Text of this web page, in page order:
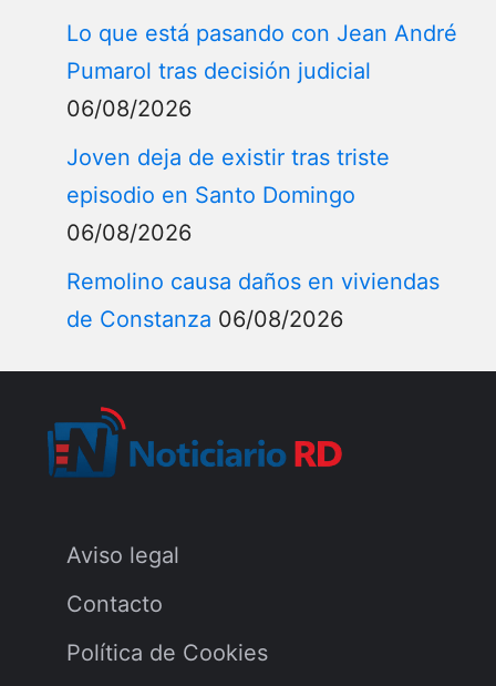
Lo que está pasando con Jean André
Pumarol tras decisión judicial
06/08/2026
Joven deja de existir tras triste
episodio en Santo Domingo
06/08/2026
Remolino causa daños en viviendas
de Constanza 06/08/2026
Aviso legal
Contacto
Política de Cookies